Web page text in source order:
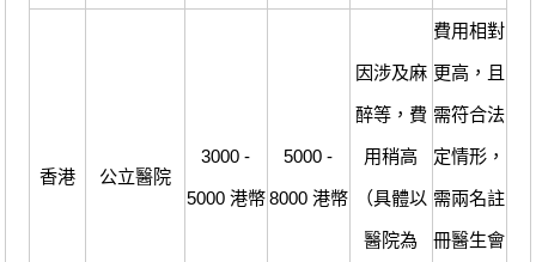
香港 公立醫院
3000 -
5000 港幣
5000 -
8000 港幣
因涉及麻
醉等，費
用稍高
（具體以
醫院為
費用相對
更高，且
需符合法
定情形，
需兩名註
冊醫生會